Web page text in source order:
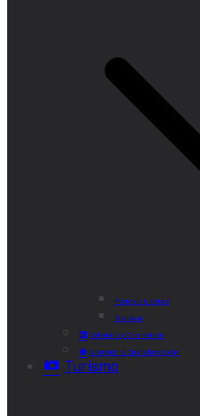
Punto de Lectura
Bibliobús
Velatorio y Cementerio
Atención al Ciudadano CAM
Turismo